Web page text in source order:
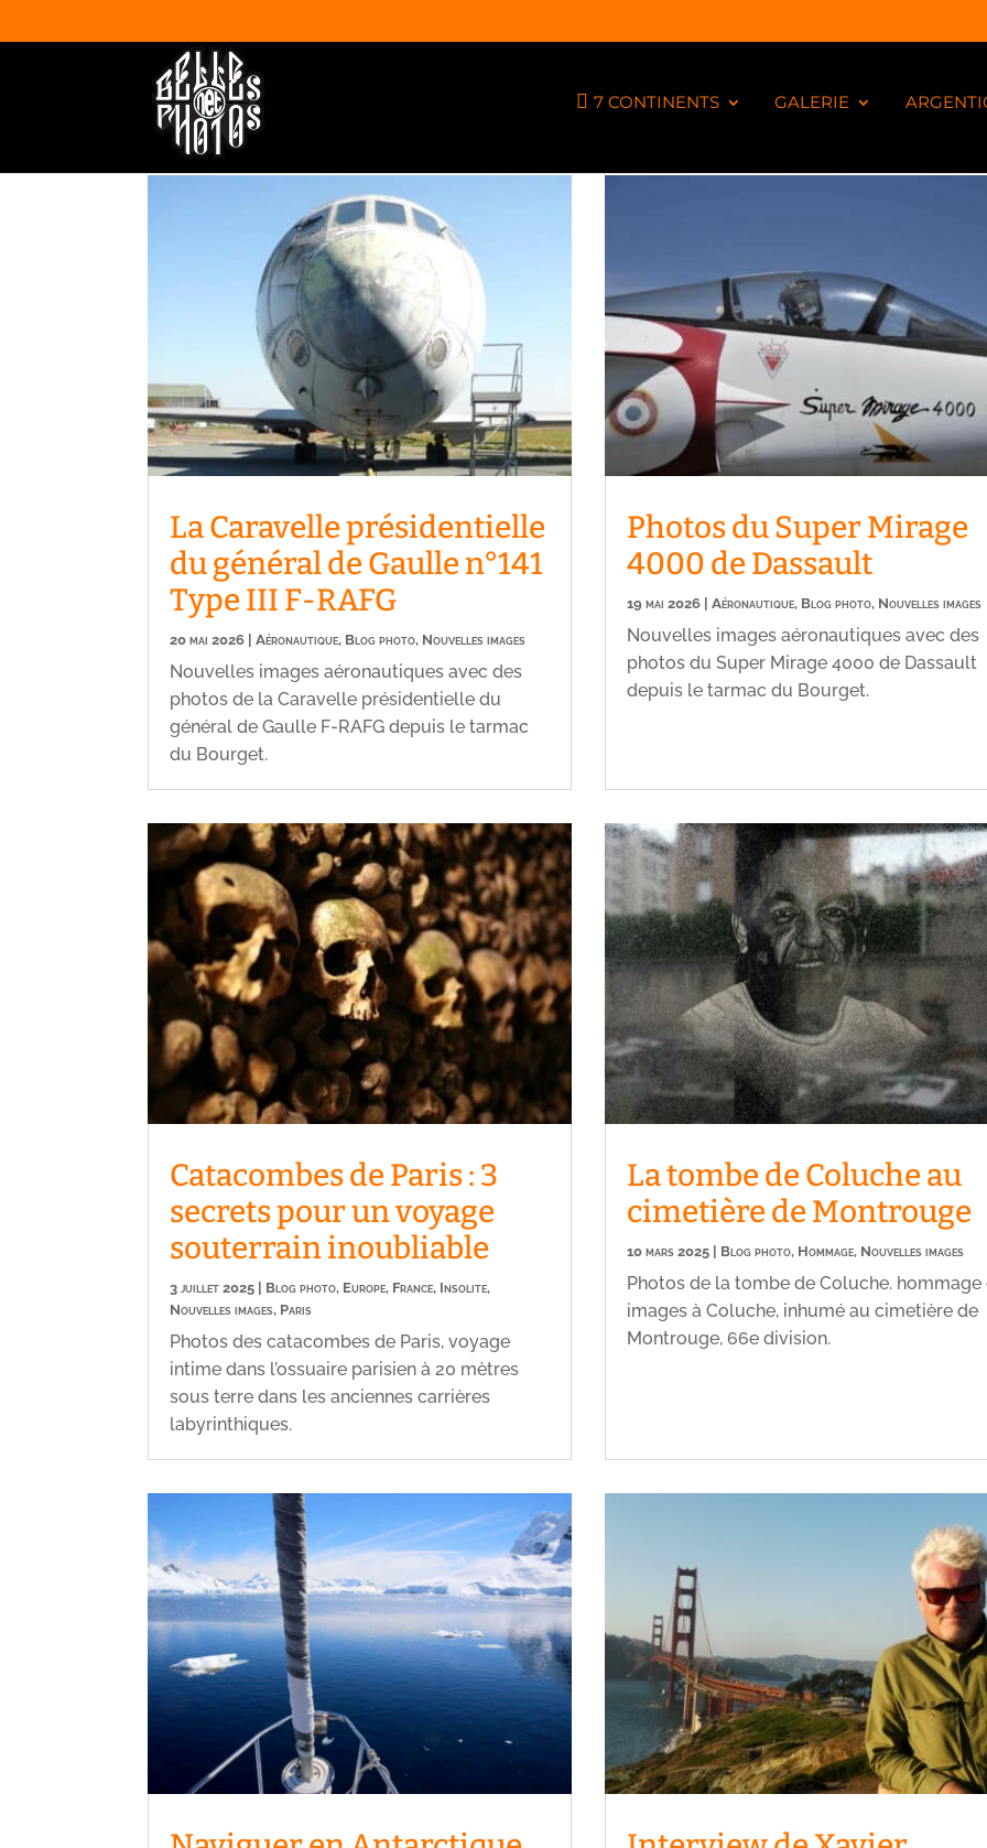
7 CONTINENTS GALERIE
La Caravelle présidentielle
du général de Gaulle n°141
Type III F-RAFG
20 mai 2026 |Aéronautique, Blog photo, Nouvelles images
Nouvelles images aéronautiques avec des
photos de la Caravelle présidentielle du
général de Gaulle F-RAFG depuis le tarmac
du Bourget.
Photos du Super Mirage
4000 de Dassault
19 mai 2026| Aéronautique, Blog photo, Nouvelles images
Nouvelles images aéronautiques avec des
photos du Super Mirage 4000 de Dassault
depuis le tarmac du Bourget.
Catacombes de Paris : 3
secrets pour un voyage
souterrain inoubliable
3 juillet 2025 Blog photo, Europe, France, Insolite,
Nouvelles images, Paris
Photos des catacombes de Paris, voyage
intime dans l’ossuaire parisien à 20 mètres
sous terre dans les anciennes carrières
labyrinthiques.
La tombe de Coluche au
cimetière de Montrouge
10 mars 2025| Blog photo, Hommage, Nouvelles images
Photos de la tombe de Coluche. hommage
images à Coluche, inhumé au cimetière de
Montrouge, 66e division.